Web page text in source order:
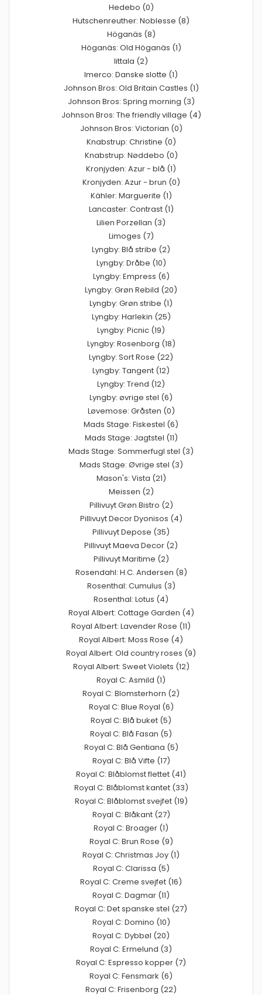
Hedebo (0)
Hutschenreuther: Noblesse (8)
Höganäs (8)
Höganäs: Old Höganäs (1)
Iittala (2)
Imerco: Danske slotte (1)
Johnson Bros: Old Britain Castles (1)
Johnson Bros: Spring morning (3)
Johnson Bros: The friendly village (4)
Johnson Bros: Victorian (0)
Knabstrup: Christine (0)
Knabstrup: Nøddebo (0)
Kronjyden: Azur - blå (1)
Kronjyden: Azur - brun (0)
Kähler: Marguerite (1)
Lancaster: Contrast (1)
Lilien Porzellan (3)
Limoges (7)
Lyngby: Blå stribe (2)
Lyngby: Dråbe (10)
Lyngby: Empress (6)
Lyngby: Grøn Rebild (20)
Lyngby: Grøn stribe (1)
Lyngby: Harlekin (25)
Lyngby: Picnic (19)
Lyngby: Rosenborg (18)
Lyngby: Sort Rose (22)
Lyngby: Tangent (12)
Lyngby: Trend (12)
Lyngby: øvrige stel (6)
Løvemose: Gråsten (0)
Mads Stage: Fiskestel (6)
Mads Stage: Jagtstel (11)
Mads Stage: Sommerfugl stel (3)
Mads Stage: Øvrige stel (3)
Mason's: Vista (21)
Meissen (2)
Pillivuyt Grøn Bistro (2)
Pillivuyt Decor Dyonisos (4)
Pillivuyt Depose (35)
Pillivuyt Maeva Decor (2)
Pillivuyt Maritime (2)
Rosendahl: H.C. Andersen (8)
Rosenthal: Cumulus (3)
Rosenthal: Lotus (4)
Royal Albert: Cottage Garden (4)
Royal Albert: Lavender Rose (11)
Royal Albert: Moss Rose (4)
Royal Albert: Old country roses (9)
Royal Albert: Sweet Violets (12)
Royal C: Asmild (1)
Royal C: Blomsterhorn (2)
Royal C: Blue Royal (6)
Royal C: Blå buket (5)
Royal C: Blå Fasan (5)
Royal C: Blå Gentiana (5)
Royal C: Blå Vifte (17)
Royal C: Blåblomst flettet (41)
Royal C: Blåblomst kantet (33)
Royal C: Blåblomst svejfet (19)
Royal C: Blåkant (27)
Royal C: Broager (1)
Royal C: Brun Rose (9)
Royal C: Christmas Joy (1)
Royal C: Clarissa (5)
Royal C: Creme svejfet (16)
Royal C: Dagmar (11)
Royal C: Det spanske stel (27)
Royal C: Domino (10)
Royal C: Dybbøl (20)
Royal C: Ermelund (3)
Royal C: Espresso kopper (7)
Royal C: Fensmark (6)
Royal C: Frisenborg (22)